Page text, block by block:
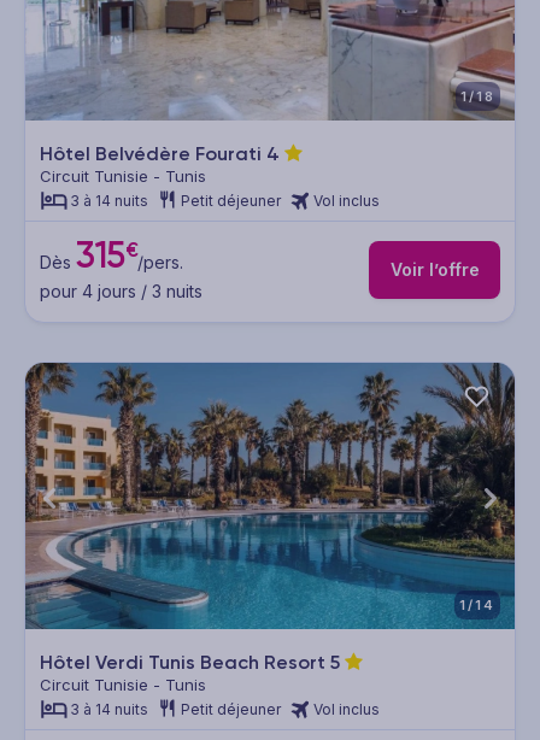
1/18
Hôtel Belvédère Fourati 4
Circuit Tunisie - Tunis
3 à 14 nuits Petit déjeuner Vol inclus
Dès 315€/pers.
pour 4 jours / 3 nuits
Voir l’offre
1/14
Hôtel Verdi Tunis Beach Resort 5
Circuit Tunisie - Tunis
3 à 14 nuits Petit déjeuner Vol inclus